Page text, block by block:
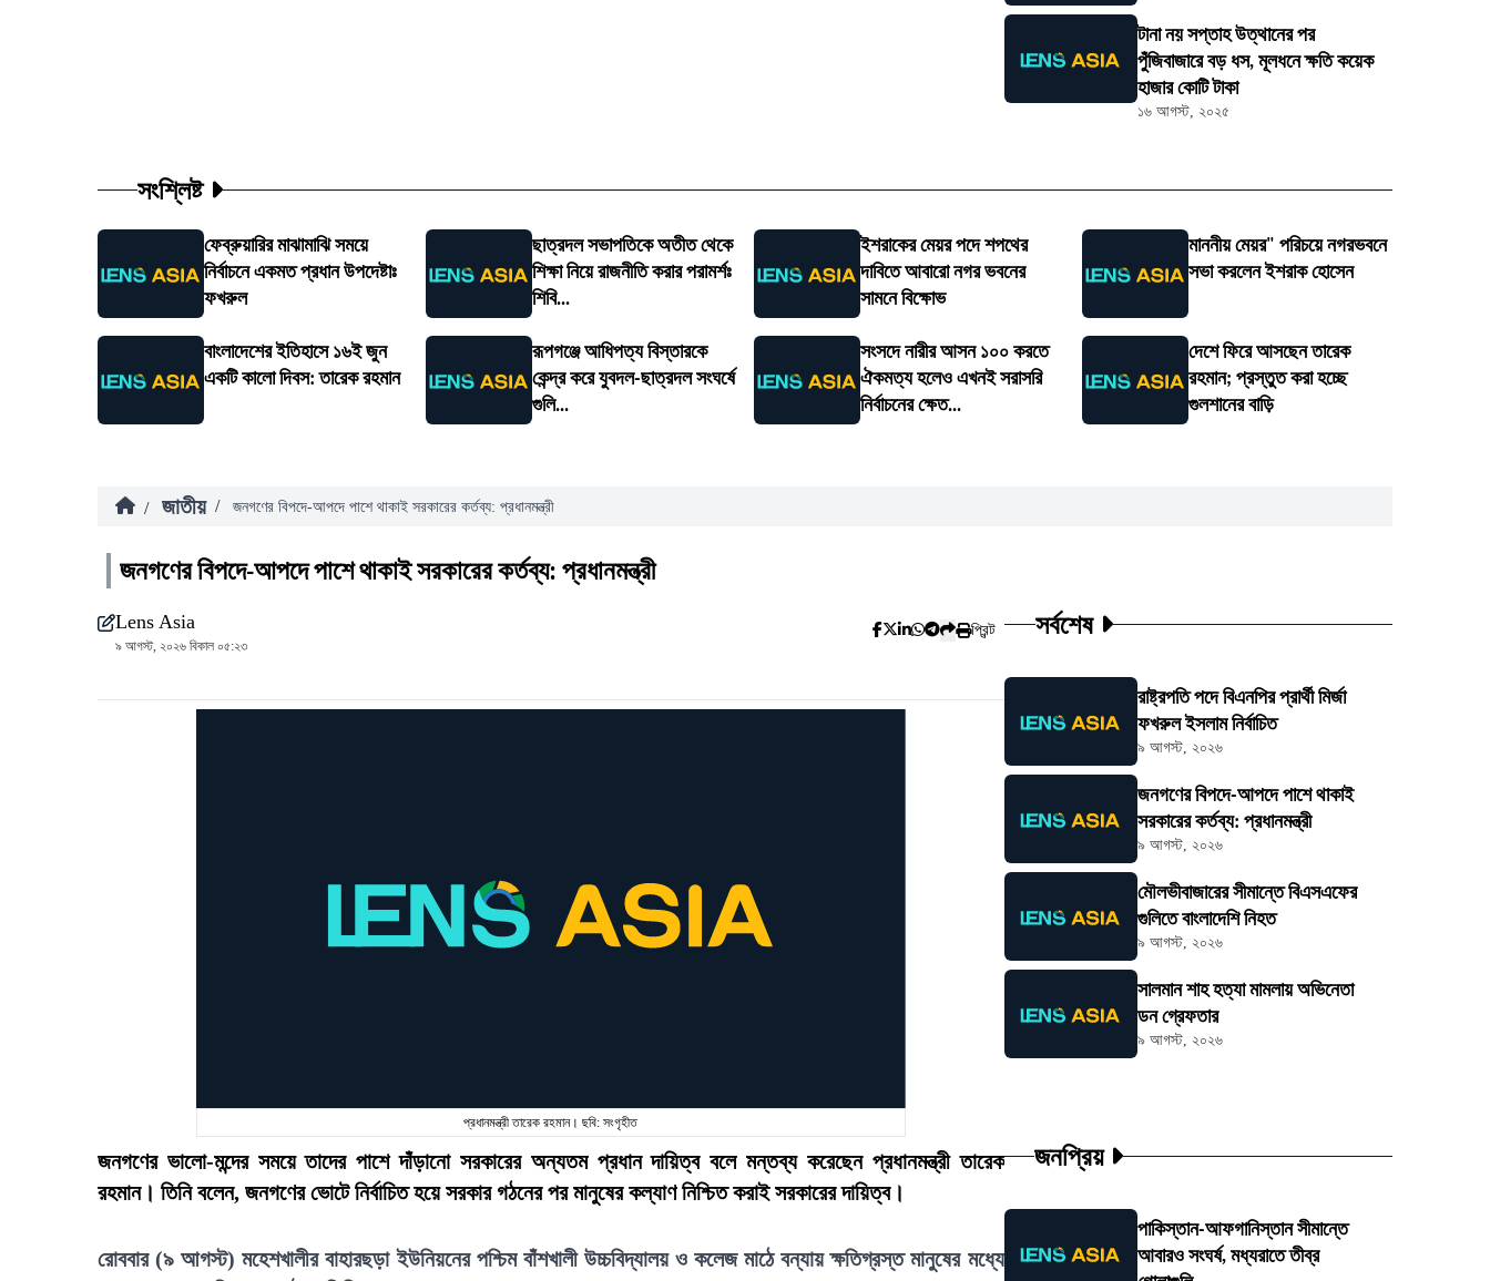
টানা নয় সপ্তাহ উত্থানের পর
পুঁজিবাজারে বড় ধস, মূলধনে ক্ষতি কয়েক
হাজার কোটি টাকা
১৬ আগস্ট, ২০২৫
সংশ্লিষ্ট
ফেব্রুয়ারির মাঝামাঝি সময়ে
নির্বাচনে একমত প্রধান উপদেষ্টাঃ
ফখরুল
ছাত্রদল সভাপতিকে অতীত থেকে
শিক্ষা নিয়ে রাজনীতি করার পরামর্শঃ
শিবি...
ইশরাকের মেয়র পদে শপথের
দাবিতে আবারো নগর ভবনের
সামনে বিক্ষোভ
মাননীয় মেয়র" পরিচয়ে নগরভবনে
সভা করলেন ইশরাক হোসেন
বাংলাদেশের ইতিহাসে ১৬ই জুন
একটি কালো দিবস: তারেক রহমান
রূপগঞ্জে আধিপত্য বিস্তারকে
কেন্দ্র করে যুবদল-ছাত্রদল সংঘর্ষে
গুলি...
সংসদে নারীর আসন ১০০ করতে
ঐকমত্য হলেও এখনই সরাসরি
নির্বাচনের ক্ষেত...
দেশে ফিরে আসছেন তারেক
রহমান; প্রস্তুত করা হচ্ছে
গুলশানের বাড়ি
/ জাতীয় / জনগণের বিপদে-আপদে পাশে থাকাই সরকারের কর্তব্য: প্রধানমন্ত্রী
জনগণের বিপদে-আপদে পাশে থাকাই সরকারের কর্তব্য: প্রধানমন্ত্রী
Lens Asia
৯ আগস্ট, ২০২৬ বিকাল ০৫:২৩
প্রিন্ট
প্রধানমন্ত্রী তারেক রহমান। ছবি: সংগৃহীত
জনগণের ভালো-মন্দের সময়ে তাদের পাশে দাঁড়ানো সরকারের অন্যতম প্রধান দায়িত্ব বলে মন্তব্য করেছেন প্রধানমন্ত্রী তারেক
রহমান। তিনি বলেন, জনগণের ভোটে নির্বাচিত হয়ে সরকার গঠনের পর মানুষের কল্যাণ নিশ্চিত করাই সরকারের দায়িত্ব।
রোববার (৯ আগস্ট) মহেশখালীর বাহারছড়া ইউনিয়নের পশ্চিম বাঁশখালী উচ্চবিদ্যালয় ও কলেজ মাঠে বন্যায় ক্ষতিগ্রস্ত মানুষের মধ্যে
সর্বশেষ
রাষ্ট্রপতি পদে বিএনপির প্রার্থী মির্জা
ফখরুল ইসলাম নির্বাচিত
৯ আগস্ট, ২০২৬
জনগণের বিপদে-আপদে পাশে থাকাই
সরকারের কর্তব্য: প্রধানমন্ত্রী
৯ আগস্ট, ২০২৬
মৌলভীবাজারের সীমান্তে বিএসএফের
গুলিতে বাংলাদেশি নিহত
৯ আগস্ট, ২০২৬
সালমান শাহ হত্যা মামলায় অভিনেতা
ডন গ্রেফতার
৯ আগস্ট, ২০২৬
জনপ্রিয়
পাকিস্তান-আফগানিস্তান সীমান্তে
আবারও সংঘর্ষ, মধ্যরাতে তীব্র